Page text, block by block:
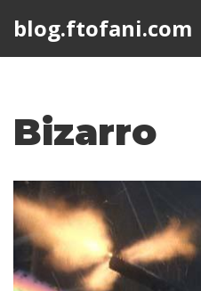
blog.ftofani.com
Bizarro